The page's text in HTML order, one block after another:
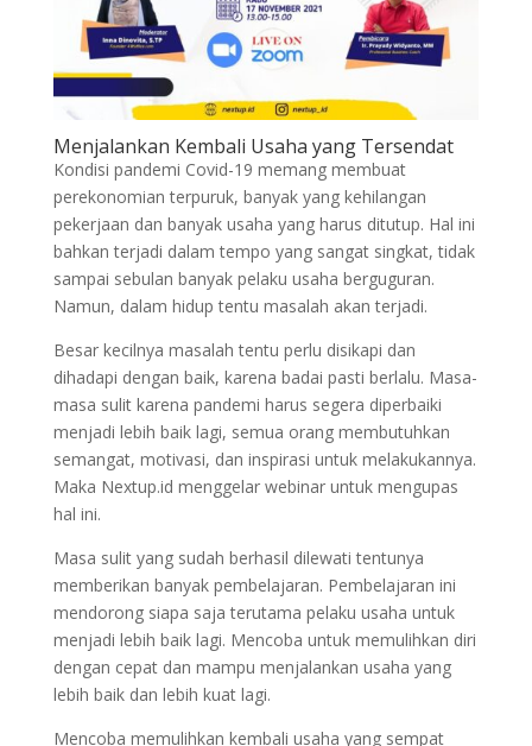
Menjalankan Kembali Usaha yang Tersendat
Kondisi pandemi Covid-19 memang membuat
perekonomian terpuruk, banyak yang kehilangan
pekerjaan dan banyak usaha yang harus ditutup. Hal ini
bahkan terjadi dalam tempo yang sangat singkat, tidak
sampai sebulan banyak pelaku usaha berguguran.
Namun, dalam hidup tentu masalah akan terjadi.
Besar kecilnya masalah tentu perlu disikapi dan
dihadapi dengan baik, karena badai pasti berlalu. Masa-
masa sulit karena pandemi harus segera diperbaiki
menjadi lebih baik lagi, semua orang membutuhkan
semangat, motivasi, dan inspirasi untuk melakukannya.
Maka Nextup.id menggelar webinar untuk mengupas
hal ini.
Masa sulit yang sudah berhasil dilewati tentunya
memberikan banyak pembelajaran. Pembelajaran ini
mendorong siapa saja terutama pelaku usaha untuk
menjadi lebih baik lagi. Mencoba untuk memulihkan diri
dengan cepat dan mampu menjalankan usaha yang
lebih baik dan lebih kuat lagi.
Mencoba memulihkan kembali usaha yang sempat